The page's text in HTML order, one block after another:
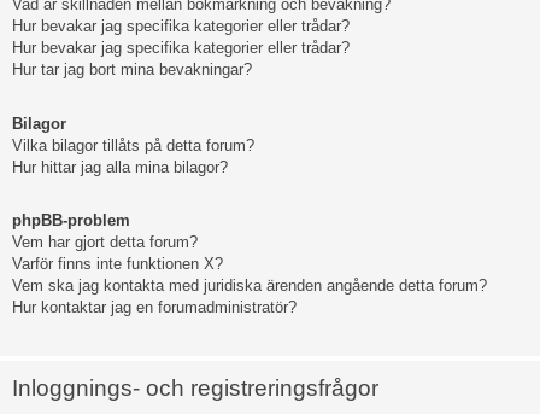
Vad är skillnaden mellan bokmärkning och bevakning?
Hur bevakar jag specifika kategorier eller trådar?
Hur bevakar jag specifika kategorier eller trådar?
Hur tar jag bort mina bevakningar?
Bilagor
Vilka bilagor tillåts på detta forum?
Hur hittar jag alla mina bilagor?
phpBB-problem
Vem har gjort detta forum?
Varför finns inte funktionen X?
Vem ska jag kontakta med juridiska ärenden angående detta forum?
Hur kontaktar jag en forumadministratör?
Inloggnings- och registreringsfrågor